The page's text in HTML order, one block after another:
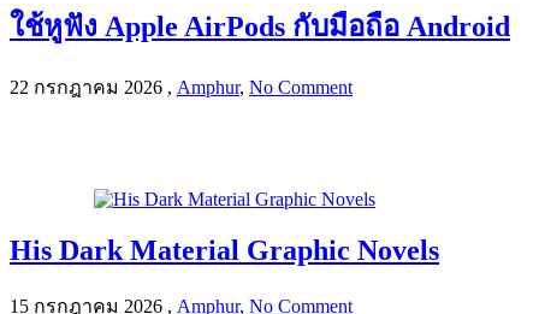
ใช้หูฟัง Apple AirPods กับมือถือ Android
22 กรกฎาคม 2026 , Amphur, No Comment
His Dark Material Graphic Novels
15 กรกฎาคม 2026 , Amphur, No Comment